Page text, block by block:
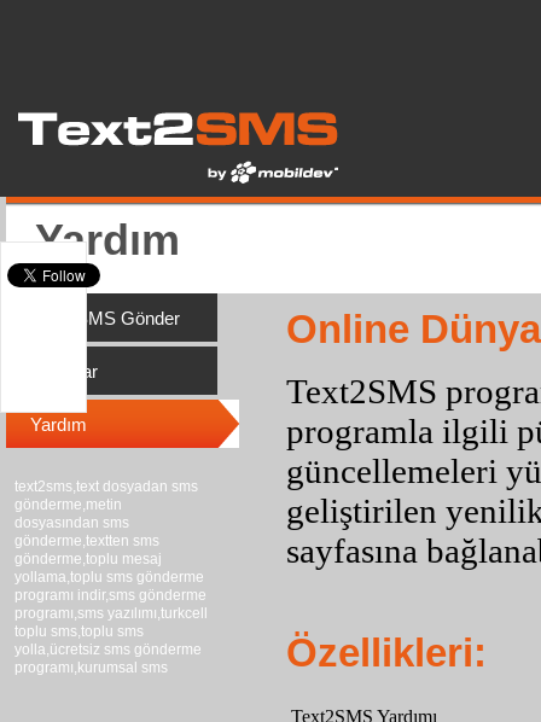
Yardım
Toplu SMS Gönder
Raporlar
Yardım
text2sms,text dosyadan sms
gönderme,metin
dosyasından sms
gönderme,textten sms
gönderme,toplu mesaj
yollama,toplu sms gönderme
programı indir,sms gönderme
programı,sms yazılımı,turkcell
toplu sms,toplu sms
yolla,ücretsiz sms gönderme
programı,kurumsal sms
Online
Text2SMS
programla ilgili
güncellemeleri
geliştirilen
sayfasına
Özellikleri:
Text2SMS Yardımı